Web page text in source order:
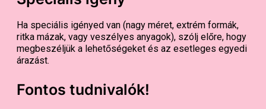
Ha speciális igényed van (nagy méret, extrém formák,
ritka mázak, vagy veszélyes anyagok), szólj előre, hogy
megbeszéljük a lehetőségeket és az esetleges egyedi
árazást.
Fontos tudnivalók!